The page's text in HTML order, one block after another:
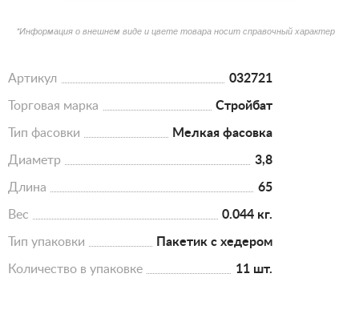
*Информация о внешнем виде и цвете товара носит справочный характер
Артикул 032721
Торговая марка Стройбат
Тип фасовки Мелкая фасовка
Диаметр 3,8
Длина 65
Вес 0.044 кг.
Тип упаковки Пакетик с хедером
Количество в упаковке 11 шт.